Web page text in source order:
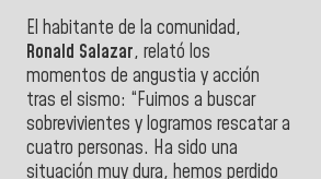
El habitante de la comunidad,
Ronald Salazar, relató los
momentos de angustia y acción
tras el sismo: “Fuimos a buscar
sobrevivientes y logramos rescatar a
cuatro personas. Ha sido una
situación muy dura, hemos perdido